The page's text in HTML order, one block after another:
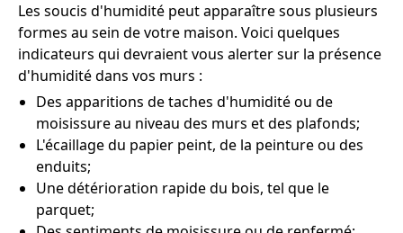
Les soucis d'humidité peut apparaître sous plusieurs
formes au sein de votre maison. Voici quelques
indicateurs qui devraient vous alerter sur la présence
d'humidité dans vos murs :
Des apparitions de taches d'humidité ou de
moisissure au niveau des murs et des plafonds;
L'écaillage du papier peint, de la peinture ou des
enduits;
Une détérioration rapide du bois, tel que le
parquet;